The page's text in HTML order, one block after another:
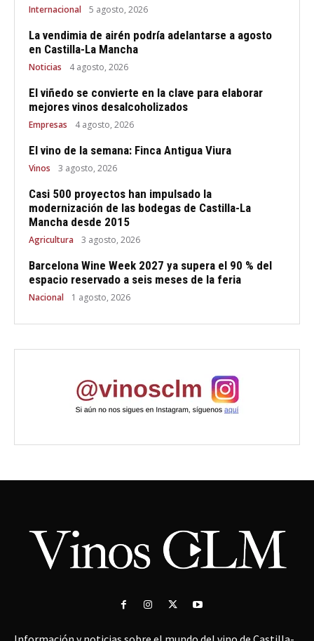
Internacional 5 agosto, 2026
La vendimia de airén podría adelantarse a agosto
en Castilla-La Mancha
Noticias 4 agosto, 2026
El viñedo se convierte en la clave para elaborar
mejores vinos desalcoholizados
Empresas 4 agosto, 2026
El vino de la semana: Finca Antigua Viura
Vinos 3 agosto, 2026
Casi 500 proyectos han impulsado la
modernización de las bodegas de Castilla-La
Mancha desde 2015
Agricultura 3 agosto, 2026
Barcelona Wine Week 2027 ya supera el 90 % del
espacio reservado a seis meses de la feria
Nacional 1 agosto, 2026